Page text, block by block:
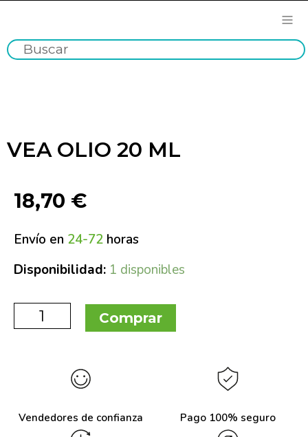
VEA OLIO 20 ML
18,70 €
Envío en 24-72 horas
Disponibilidad: 1 disponibles
Comprar
Vendedores de confianza Pago 100% seguro